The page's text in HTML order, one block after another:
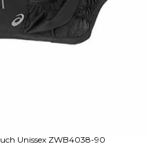
Unissex ZWB4038-90